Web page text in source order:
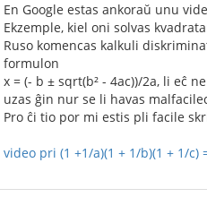
En Google estas ankoraŭ unu
Ekzemple, kiel oni solvas
Ruso komencas kalkuli
formulon
x = (- b ± sqrt(b² - 4ac))/2a, li eĉ
uzas ĝin nur se li havas
Pro ĉi tio por mi estis pli facile
video pri (1 +1/a)(1 + 1/b)(1 + 1/c)